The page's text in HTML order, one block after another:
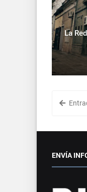
La
ENVÍA